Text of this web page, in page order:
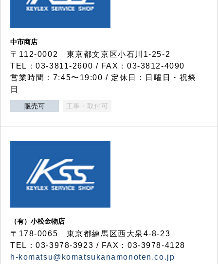
中市商店
〒112-0002 東京都文京区小石川1-25-2
TEL：03-3811-2600 / FAX：03-3812-4090
営業時間：7:45〜19:00 / 定休日：日曜日・祝祭
日
販売可 工事・取付可
（有）小松金物店
〒178-0065 東京都練馬区西大泉4-8-23
TEL：03-3978-3923 / FAX：03-3978-4128
h-komatsu@komatsukanamonoten.co.jp